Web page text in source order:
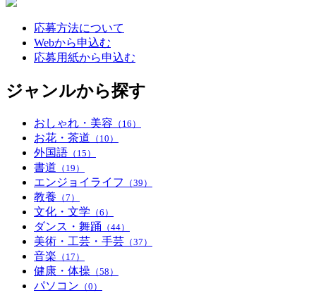
応募方法について
Webから申込む
応募用紙から申込む
ジャンルから探す
おしゃれ・美容 （16）
お花・茶道 （10）
外国語 （15）
書道 （19）
エンジョイライフ （39）
教養 （7）
文化・文学 （6）
ダンス・舞踊 （44）
美術・工芸・手芸 （37）
音楽 （17）
健康・体操 （58）
パソコン （0）